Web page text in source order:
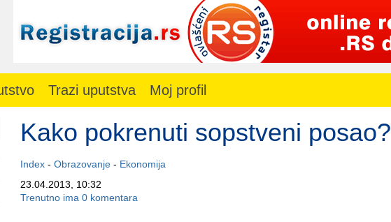
Trazi uputstva Moj profil
Kako pokrenuti sopstveni posao?
Index - Obrazovanje - Ekonomija
23.04.2013, 10:32
Trenutno ima 0 komentara